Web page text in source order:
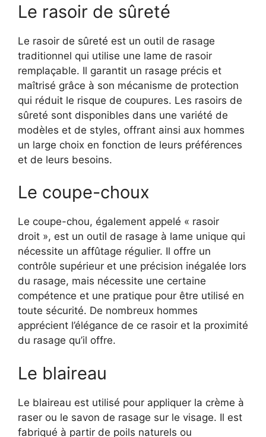
Le rasoir de sûreté
Le rasoir de sûreté est un outil de rasage
traditionnel qui utilise une lame de rasoir
remplaçable. Il garantit un rasage précis et
maîtrisé grâce à son mécanisme de protection
qui réduit le risque de coupures. Les rasoirs de
sûreté sont disponibles dans une variété de
modèles et de styles, offrant ainsi aux hommes
un large choix en fonction de leurs préférences
et de leurs besoins.
Le coupe-choux
Le coupe-chou, également appelé « rasoir
droit », est un outil de rasage à lame unique qui
nécessite un affûtage régulier. Il offre un
contrôle supérieur et une précision inégalée lors
du rasage, mais nécessite une certaine
compétence et une pratique pour être utilisé en
toute sécurité. De nombreux hommes
apprécient l’élégance de ce rasoir et la proximité
du rasage qu’il offre.
Le blaireau
Le blaireau est utilisé pour appliquer la crème à
raser ou le savon de rasage sur le visage. Il est
fabriqué à partir de poils naturels ou